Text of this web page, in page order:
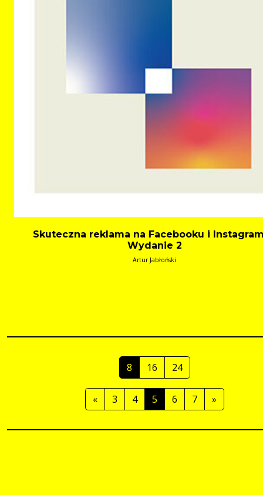
Skuteczna reklama na Facebooku i
Wydanie 2
Artur Jabłoński
8 16 24
« 3 4 5 6 7 »